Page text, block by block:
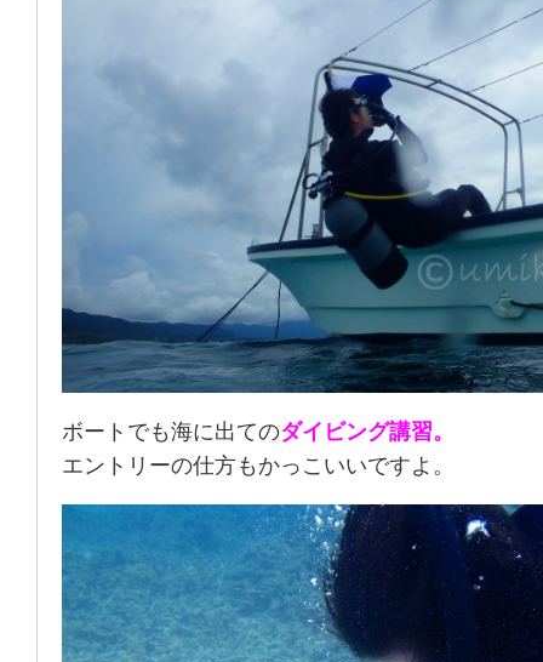
ボートでも海に出てのダイビング講習。
エントリーの仕方もかっこいいですよ。